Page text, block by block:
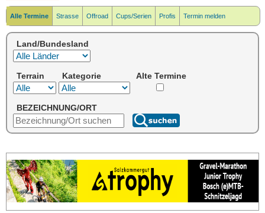
Alle Termine Strasse Offroad Cups/Serien Profis Termin melden
Land/Bundesland
Terrain Kategorie Alte Termine
BEZEICHNUNG/ORT